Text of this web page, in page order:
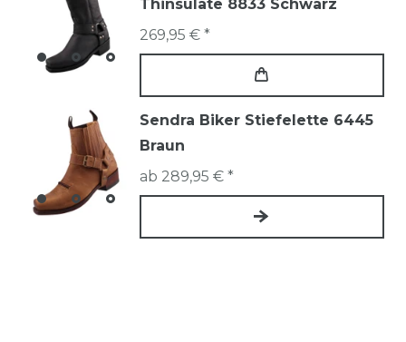
Thinsulate 8833 Schwarz
269,95 € *
Sendra Biker Stiefelette 6445
Braun
ab 289,95 € *